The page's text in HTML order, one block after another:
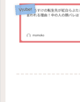
Vtuber